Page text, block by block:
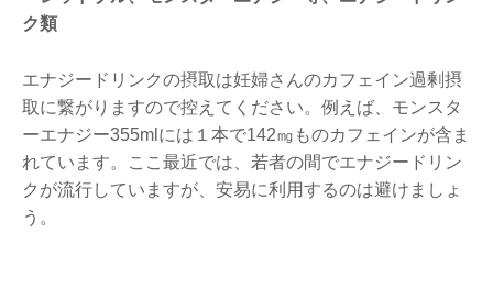
ク類
エナジードリンクの摂取は妊婦さんのカフェイン過剰摂
取に繋がりますので控えてください。例えば、モンスタ
ーエナジー355mlには１本で142㎎ものカフェインが含ま
れています。ここ最近では、若者の間でエナジードリン
クが流行していますが、安易に利用するのは避けましょ
う。